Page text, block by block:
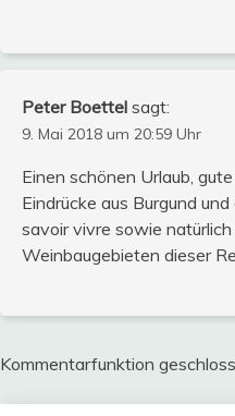
Peter Boettel sagt:
9. Mai 2018 um 20:59 Uhr
Einen schönen Urlaub,
Eindrücke aus Burgund
savoir vivre sowie
Weinbaugebieten dieser
Kommentarfunktion